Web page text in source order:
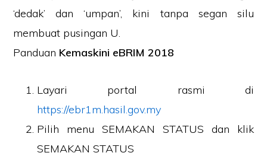
‘dedak’ dan ‘umpan’, kini tanpa segan silu
membuat pusingan U.
Panduan Kemaskini eBRIM 2018
Layari portal rasmi di
https://ebr1m.hasil.gov.my
Pilih menu SEMAKAN STATUS dan klik
SEMAKAN STATUS